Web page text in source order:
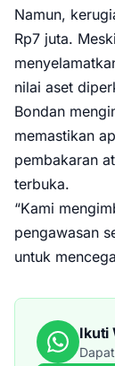
Namun,
Rp7 juta.
nilai aset
Bondan
memastikan
pembakaran
terbuka.
“Kami
pengawasan
untuk
Ikuti